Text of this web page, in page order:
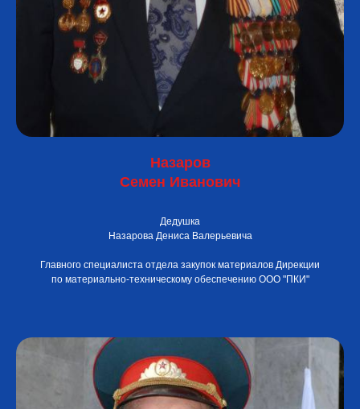
Назаров
Семен Иванович
Дедушка
Назарова Дениса Валерьевича
Главного специалиста отдела закупок материалов Дирекции
по материально-техническому обеспечению ООО "ПКИ"